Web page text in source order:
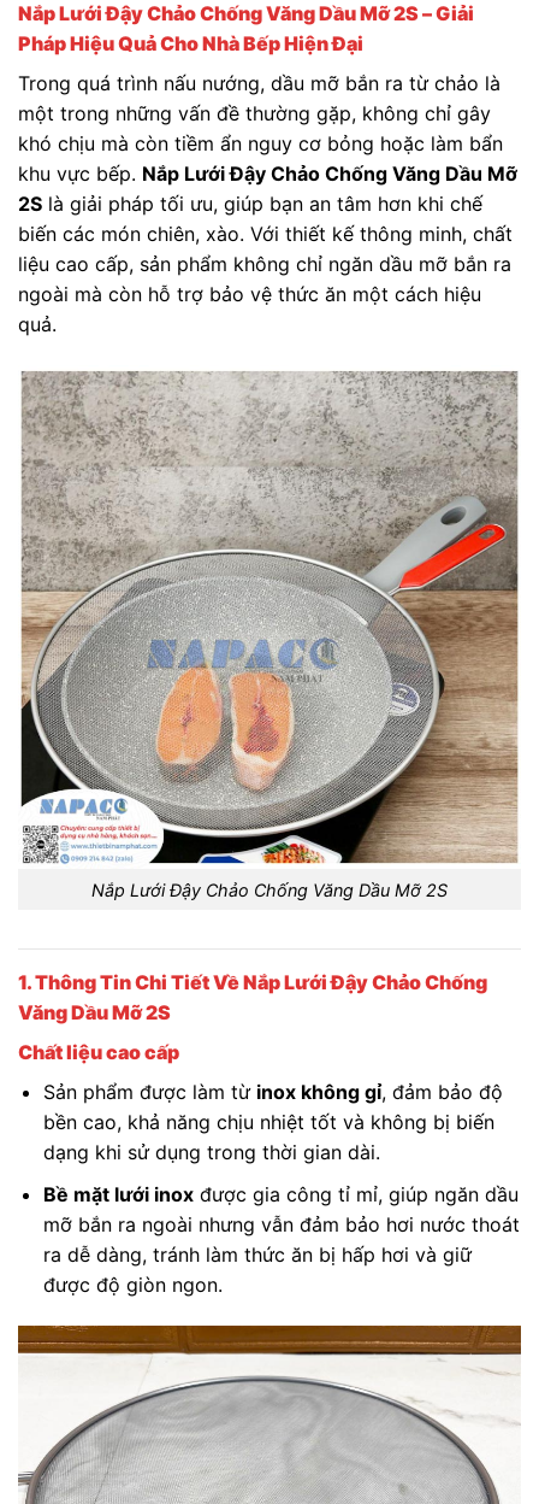
Nắp Lưới Đậy Chảo Chống Văng Dầu Mỡ 2S – Giải
Pháp Hiệu Quả Cho Nhà Bếp Hiện Đại
Trong quá trình nấu nướng, dầu mỡ bắn ra từ chảo là
một trong những vấn đề thường gặp, không chỉ gây
khó chịu mà còn tiềm ẩn nguy cơ bỏng hoặc làm bẩn
khu vực bếp. Nắp Lưới Đậy Chảo Chống Văng Dầu Mỡ
2S là giải pháp tối ưu, giúp bạn an tâm hơn khi chế
biến các món chiên, xào. Với thiết kế thông minh, chất
liệu cao cấp, sản phẩm không chỉ ngăn dầu mỡ bắn ra
ngoài mà còn hỗ trợ bảo vệ thức ăn một cách hiệu
quả.
Nắp Lưới Đậy Chảo Chống Văng Dầu Mỡ 2S
1. Thông Tin Chi Tiết Về Nắp Lưới Đậy Chảo Chống
Văng Dầu Mỡ 2S
Chất liệu cao cấp
Sản phẩm được làm từ inox không gỉ, đảm bảo độ
bền cao, khả năng chịu nhiệt tốt và không bị biến
dạng khi sử dụng trong thời gian dài.
Bề mặt lưới inoxđược gia công tỉ mỉ, giúp ngăn dầu
mỡ bắn ra ngoài nhưng vẫn đảm bảo hơi nước thoát
ra dễ dàng, tránh làm thức ăn bị hấp hơi và giữ
được độ giòn ngon.